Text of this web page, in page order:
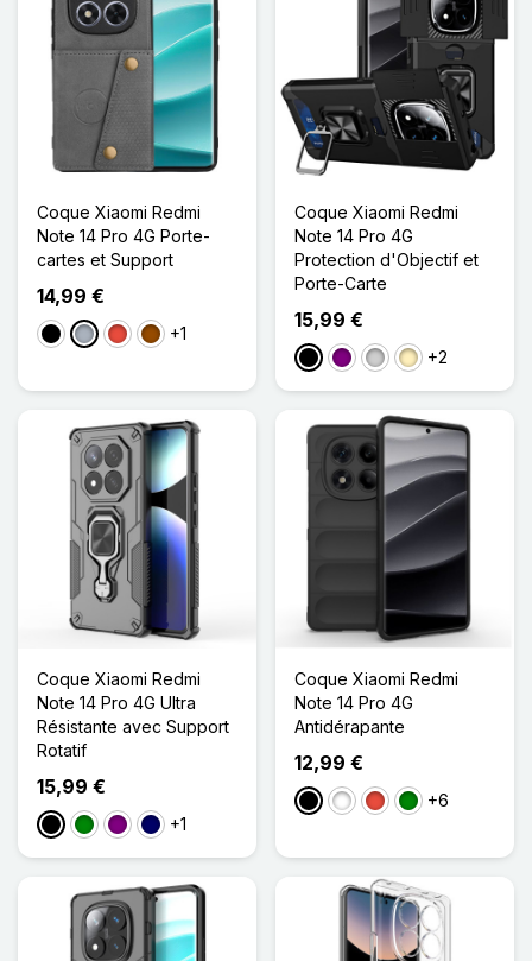
Coque Xiaomi Redmi
Note 14 Pro 4G Porte-
cartes et Support
14,99 €
NoirGris RougeMarron
+1
Coque Xiaomi Redmi
Note 14 Pro 4G
Protection d'Objectif et
Porte-Carte
15,99 €
NoirVioletArgenté
Doré+2
Coque Xiaomi Redmi
Note 14 Pro 4G Ultra
Résistante avec Support
Rotatif
15,99 €
NoirVertVioletBleu Marine
+1
Coque Xiaomi Redmi
Note 14 Pro 4G
Antidérapante
12,99 €
NoirBlancRougeVert+6